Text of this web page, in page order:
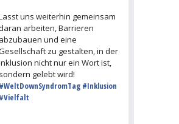
uns weiterhin gemeinsam
arbeiten, Barrieren
abzubauen und eine
zu gestalten, in der
nicht nur ein Wort ist,
sondern gelebt wird!
#WeltDownSyndromTag #Inklusion
#Vielfalt